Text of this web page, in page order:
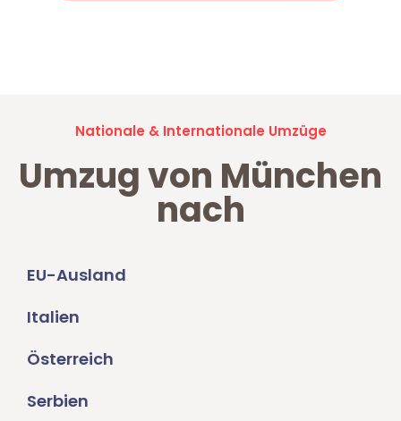
Nationale & Internationale Umzüge
Umzug von München
nach
EU-Ausland
Italien
Österreich
Serbien